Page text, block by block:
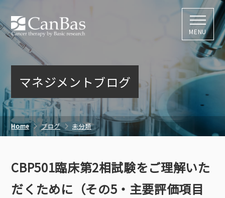
株式会社キャン
MENU
マネジメントブログ
Home ブログ 未分類
価項目「3ヶ月無増悪生存の比率」）
CBP501臨床第2相試験をご理解いた
だくために（その5・主要評価項目